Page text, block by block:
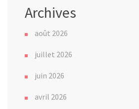
Archives
août 2026
juillet 2026
juin 2026
avril 2026